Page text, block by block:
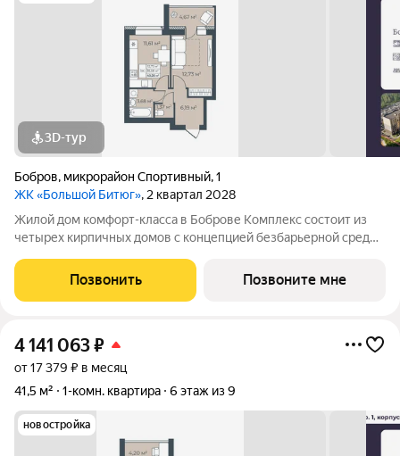
3D-тур
Бобров, микрорайон Спортивный,1
ЖК «Большой Битюг», 2 квартал 2028
Жилой дом комфорт-класса в Боброве Комплекс состоит из
четырех кирпичных домов с концепцией безбарьерной среды,
пожилых людей и родителей с колясками. Функциональное
использование квадратных
Позвонить Позвоните мне
4 141 063₽
от 17 379 ₽ в месяц
41,5 м²
1-комн. квартира 6 этаж из 9
новостройка